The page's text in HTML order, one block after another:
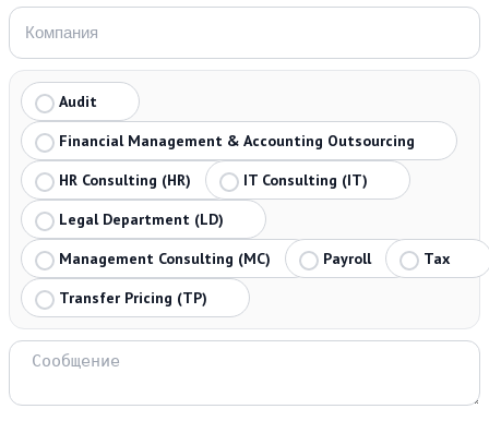
Audit
Financial Management & Accounting Outsourcing
HR Consulting (HR)
IT Consulting (IT)
Legal Department (LD)
Management Consulting (MC)
Payroll
Tax
Transfer Pricing (TP)